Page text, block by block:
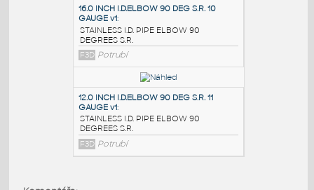
F3D Potrubí
14.0 INCH I.D.ELBOW 90 DEG S.R. 3_16 v1
STAINLESS I.D. PIPE ELBOW 90
DEGREES S.R.
F3D Potrubí
16.0 INCH I.D.ELBOW 90 DEG S.R. 10